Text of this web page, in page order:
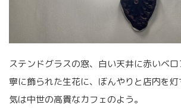
ステンドグラスの窓、白い天井に赤いベ
寧に飾られた生花に、ぼんやりと店内を
気は中世の高貴なカフェのよう。